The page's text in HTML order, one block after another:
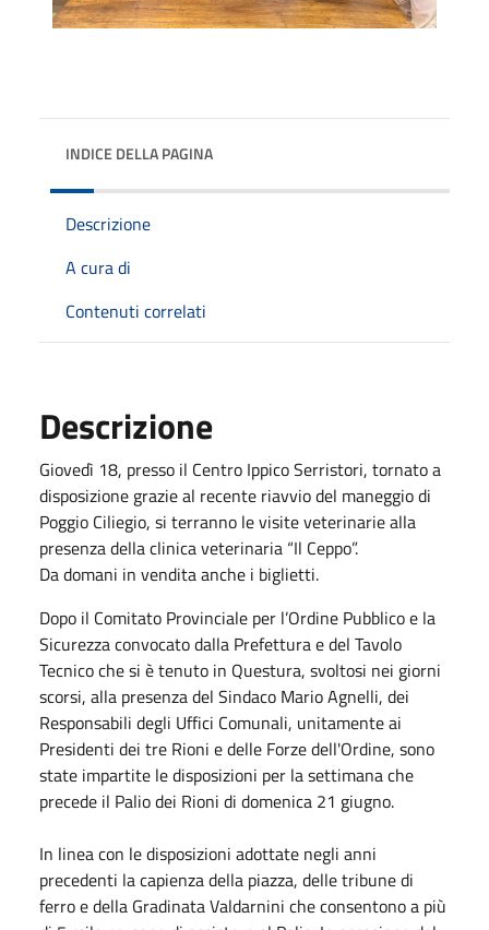
INDICE DELLA PAGINA
Descrizione
A cura di
Contenuti correlati
Descrizione
Giovedì 18, presso il Centro Ippico Serristori, tornato a
disposizione grazie al recente riavvio del maneggio di
Poggio Ciliegio, si terranno le visite veterinarie alla
presenza della clinica veterinaria “Il Ceppo”.
Da domani in vendita anche i biglietti.
Dopo il Comitato Provinciale per l’Ordine Pubblico e la
Sicurezza convocato dalla Prefettura e del Tavolo
Tecnico che si è tenuto in Questura, svoltosi nei giorni
scorsi, alla presenza del Sindaco Mario Agnelli, dei
Responsabili degli Uffici Comunali, unitamente ai
Presidenti dei tre Rioni e delle Forze dell'Ordine, sono
state impartite le disposizioni per la settimana che
precede il Palio dei Rioni di domenica 21 giugno.
In linea con le disposizioni adottate negli anni
precedenti la capienza della piazza, delle tribune di
ferro e della Gradinata Valdarnini che consentono a più